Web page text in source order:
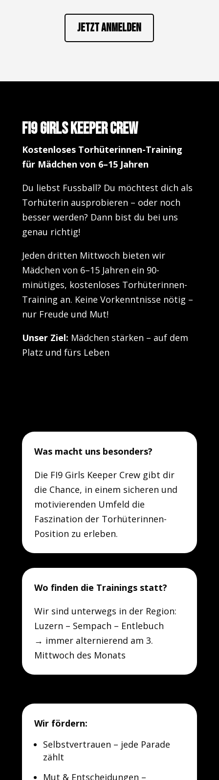
Jetzt anmelden
FI9 Girls Keeper Crew
Kostenloses Torhüterinnen-Training
für Mädchen von 6–15 Jahren
Du liebst Fussball? Du möchtest dich als
Torhüterin ausprobieren – oder noch
besser werden? Dann bist du bei uns
genau richtig!
Jeden dritten Mittwoch bieten wir
Mädchen von 6–15 Jahren ein 90-
minütiges, kostenloses Torhüterinnen-
Training an. Keine Vorkenntnisse nötig –
nur Freude und Mut!
Unser Ziel: Mädchen stärken – auf dem
Platz und fürs Leben
Was macht uns besonders?
Die FI9 Girls Keeper Crew gibt dir
die Chance, in einem sicheren und
motivierenden Umfeld die
Faszination der Torhüterinnen-
Position zu erleben.
Wo finden die Trainings statt?
Wir sind unterwegs in der Region:
Luzern – Sempach – Entlebuch
→ immer alternierend am 3.
Mittwoch des Monats
Wir fördern:
Selbstvertrauen – jede Parade
zählt
Mut & Entscheidungen –